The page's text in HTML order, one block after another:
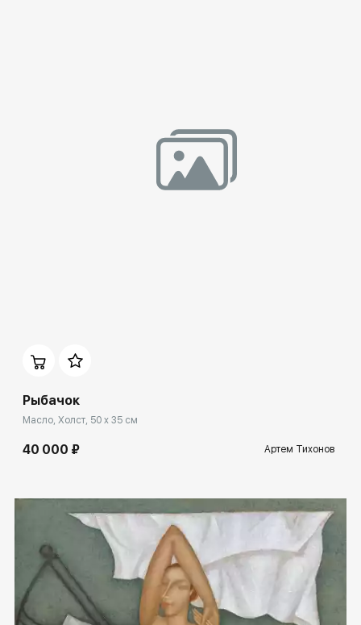
Рыбачок
Масло, Холст, 50 x 35 см
40 000 ₽ Артем Тихонов